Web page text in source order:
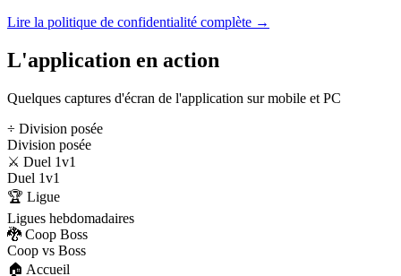
Lire la politique de confidentialité complète →
L'application en action
Quelques captures d'écran de l'application sur mobile et PC
÷ Division posée
Division posée
⚔️ Duel 1v1
Duel 1v1
🏆 Ligue
Ligues hebdomadaires
🐉 Coop Boss
Coop vs Boss
🏠 Accueil